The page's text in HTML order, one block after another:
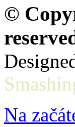
©
Na